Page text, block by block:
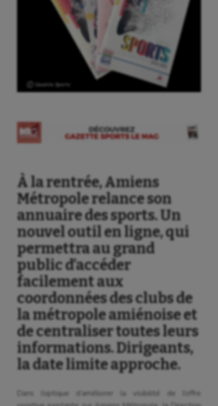
Aéronautique
Aviron
Balle à la main
Ballon au poing
Baseball
Billard
Boules lyonnaises
Canoë-kayak
Cerf Volant
Cheerleading
Course à pied
Cyclisme
Ⓒ Gazette Sports
À la rentrée, Amiens
Métropole relance son
annuaire des sports. Un
nouvel outil en ligne, qui
permettra au grand
public d’accéder
facilement aux
coordonnées des clubs de
la métropole amiénoise et
de centraliser toutes leurs
informations. Dirigeants,
la date limite approche.
Dans l’optique d’améliorer la visibilité de l’offre